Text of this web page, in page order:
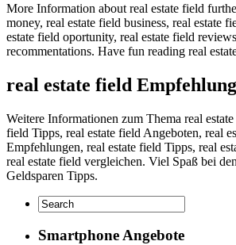
More Information about real estate field
money, real estate field business, real estate
estate field oportunity, real estate field
recommentations. Have fun reading real
real estate field
Weitere Informationen zum Thema real
field Tipps, real estate field Angeboten, real
Empfehlungen, real estate field Tipps, real
real estate field vergleichen. Viel Spaß bei
Geldsparen Tipps.
Smartphone Angebote